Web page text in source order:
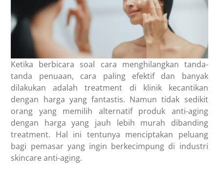
Ketika berbicara soal cara menghilangkan tanda-
tanda penuaan, cara paling efektif dan banyak
dilakukan adalah treatment di klinik kecantikan
dengan harga yang fantastis. Namun tidak sedikit
orang yang memilih alternatif produk anti-aging
dengan harga yang jauh lebih murah dibanding
treatment. Hal ini tentunya menciptakan peluang
bagi pemasar yang ingin berkecimpung di industri
skincare anti-aging.